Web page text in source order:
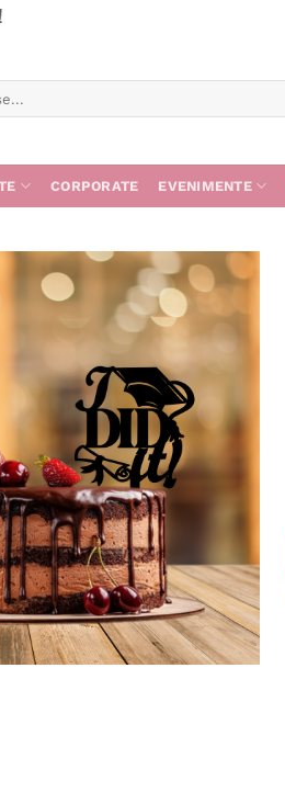
CORPORATE EVENIMENTE
wishlist